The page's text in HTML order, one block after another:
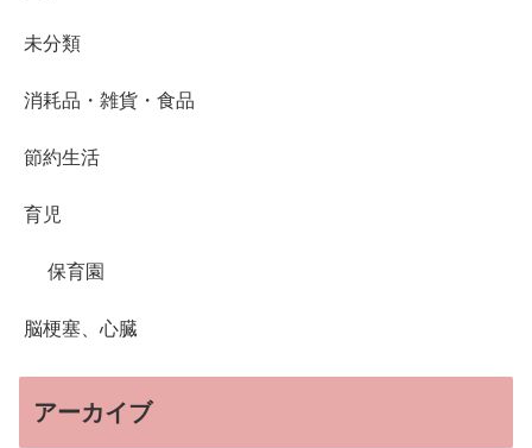
未分類
消耗品・雑貨・食品
節約生活
育児
保育園
脳梗塞、心臓
アーカイブ